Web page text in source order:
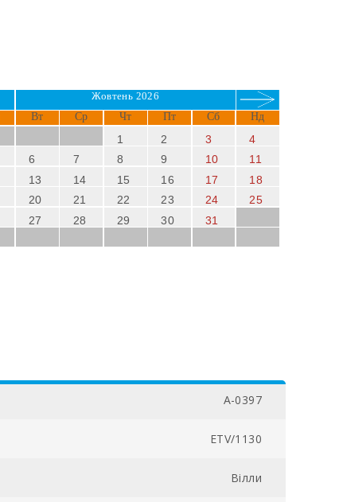
Жовтень 2026
Вт Ср Чт Пт Сб Нд
1 2 3
4
6 7 8 9 10
11
13 14 15 16 17
18
20 21 22 23 24
25
27 28 29 30 31
A-0397
ETV/1130
Вілли